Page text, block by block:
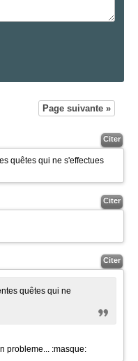
Page suivante »
Citer
quêtes qui ne s'effectues
Citer
Citer
quêtes qui ne
probleme... :masque: